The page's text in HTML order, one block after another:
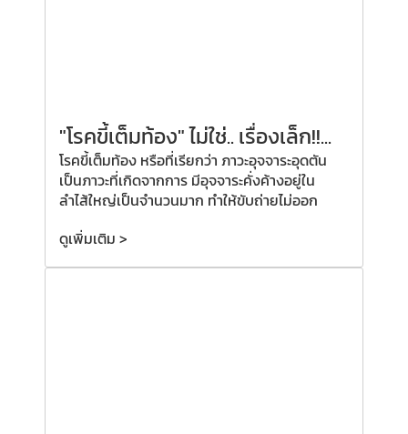
"โรคขี้เต็มท้อง" ไม่ใช่.. เรื่องเล็ก!!...
โรคขี้เต็มท้อง หรือที่เรียกว่า ภาวะอุจจาระอุดตัน
เป็นภาวะที่เกิดจากการ มีอุจจาระคั่งค้างอยู่ใน
ลำไส้ใหญ่เป็นจำนวนมาก ทำให้ขับถ่ายไม่ออก
ดูเพิ่มเติม >